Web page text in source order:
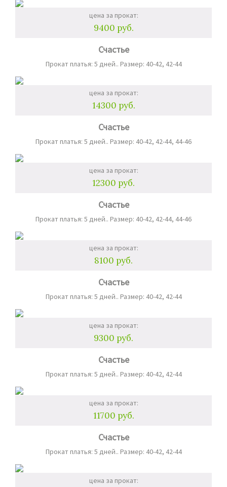
цена за прокат:
9400 руб.
Счастье
Прокат платья: 5 дней.. Размер: 40-42, 42-44
цена за прокат:
14300 руб.
Счастье
Прокат платья: 5 дней.. Размер: 40-42, 42-44, 44-46
цена за прокат:
12300 руб.
Счастье
Прокат платья: 5 дней.. Размер: 40-42, 42-44, 44-46
цена за прокат:
8100 руб.
Счастье
Прокат платья: 5 дней.. Размер: 40-42, 42-44
цена за прокат:
9300 руб.
Счастье
Прокат платья: 5 дней.. Размер: 40-42, 42-44
цена за прокат:
11700 руб.
Счастье
Прокат платья: 5 дней.. Размер: 40-42, 42-44
цена за прокат: